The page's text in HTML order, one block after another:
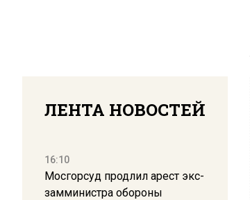
ЛЕНТА НОВОСТЕЙ
16:10
Мосгорсуд продлил арест экс-
замминистра обороны